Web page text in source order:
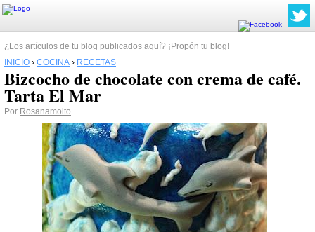
¿Los artículos de tu blog publicados aquí? ¡Propón tu blog!
INICIO › COCINA › RECETAS
Bizcocho de chocolate con crema de café.
Tarta El Mar
Por Rosanamolto